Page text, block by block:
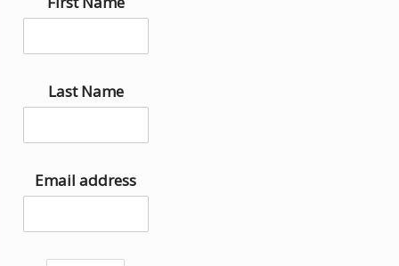
d
o
e
f
l
è
c
e
Last Name
Email address